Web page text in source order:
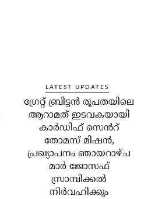
LATEST UPDATES
ഗ്രേറ്റ് ബ്രിട്ടൻ രൂപതയിലെ
ആറാമത് ഇടവകയായി
കാർഡിഫ് സെൻറ്
തോമസ് മിഷൻ,
പ്രഖ്യാപനം ഞായറാഴ്ച
മാർ ജോസഫ്
സ്രാമ്പിക്കൽ
നിർവഹിക്കും